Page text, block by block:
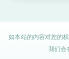
如本站的内容对您的
我们会